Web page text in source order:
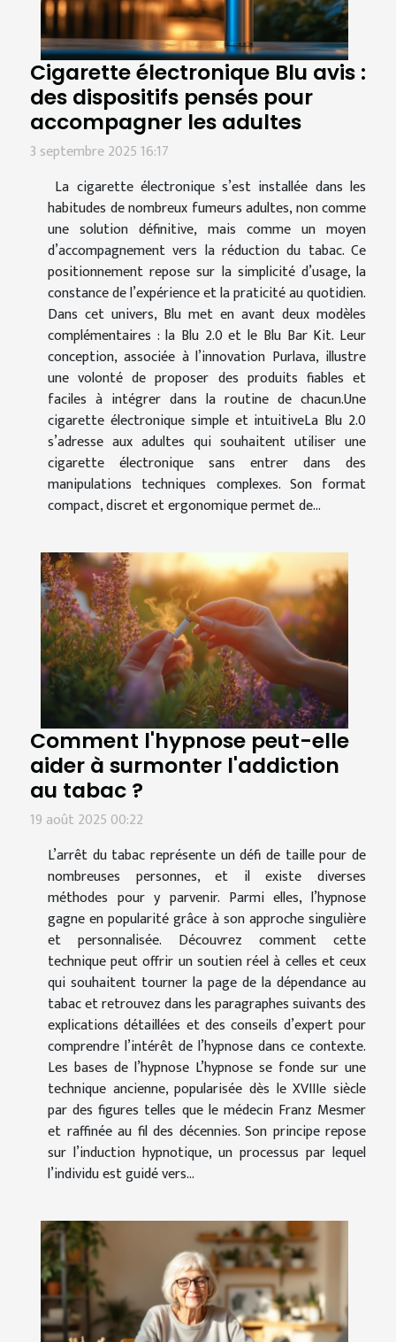
Cigarette électronique Blu avis :
des dispositifs pensés pour
accompagner les adultes
3 septembre 2025 16:17
La cigarette électronique s’est installée dans les
habitudes de nombreux fumeurs adultes, non comme
une solution définitive, mais comme un moyen
d’accompagnement vers la réduction du tabac. Ce
positionnement repose sur la simplicité d’usage, la
constance de l’expérience et la praticité au quotidien.
Dans cet univers, Blu met en avant deux modèles
complémentaires : la Blu 2.0 et le Blu Bar Kit. Leur
conception, associée à l’innovation Purlava, illustre
une volonté de proposer des produits fiables et
faciles à intégrer dans la routine de chacun.Une
cigarette électronique simple et intuitiveLa Blu 2.0
s’adresse aux adultes qui souhaitent utiliser une
cigarette électronique sans entrer dans des
manipulations techniques complexes. Son format
compact, discret et ergonomique permet de...
Comment l'hypnose peut-elle
aider à surmonter l'addiction
au tabac ?
19 août 2025 00:22
L’arrêt du tabac représente un défi de taille pour de
nombreuses personnes, et il existe diverses
méthodes pour y parvenir. Parmi elles, l’hypnose
gagne en popularité grâce à son approche singulière
et personnalisée. Découvrez comment cette
technique peut offrir un soutien réel à celles et ceux
qui souhaitent tourner la page de la dépendance au
tabac et retrouvez dans les paragraphes suivants des
explications détaillées et des conseils d’expert pour
comprendre l’intérêt de l’hypnose dans ce contexte.
Les bases de l’hypnose L’hypnose se fonde sur une
technique ancienne, popularisée dès le XVIIIe siècle
par des figures telles que le médecin Franz Mesmer
et raffinée au fil des décennies. Son principe repose
sur l’induction hypnotique, un processus par lequel
l’individu est guidé vers...